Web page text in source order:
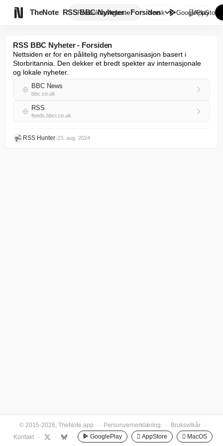
TheNote ProdukterAgenter
RSS BBC Nyheter - Forsiden
Norsk GooglePlay
AppStore
RSS BBC Nyheter - Forsiden
Nettsiden er for en pålitelig nyhetsorganisasjon basert i
Storbritannia. Den dekker et bredt spekter av internasjonale
og lokale nyheter.
BBC News
bbc.co.uk
RSS
feeds.bbci.co.uk
RSS Hunter•23. aug. 2024
© 2015-2026, TheNote.app · Personvernerklæring · Bruksvilkår
·
Kontakt
· · · GooglePlay  AppStore  MacOS